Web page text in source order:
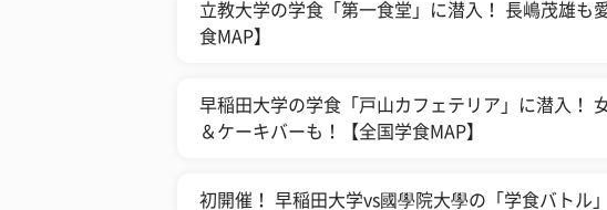
立教大学の学食「第一食堂」に潜入！ 長嶋茂雄も
食MAP】
早稲田大学の学食「戸山カフェテリア」に潜入！
＆ケーキバーも！【全国学食MAP】
初開催！ 早稲田大学vs國學院大學の「学食バト